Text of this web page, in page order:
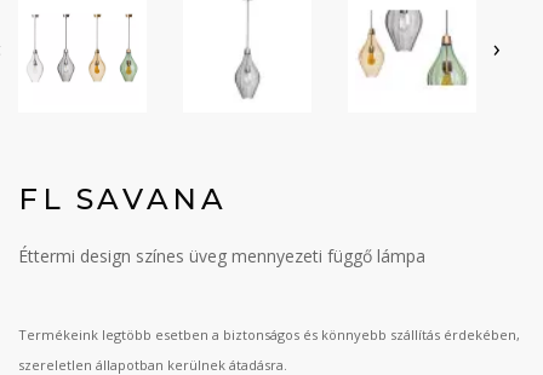
›
FL SAVANA
Éttermi design színes üveg mennyezeti függő lámpa
Termékeink legtöbb esetben a biztonságos és könnyebb szállítás érdekében,
szereletlen állapotban kerülnek átadásra.